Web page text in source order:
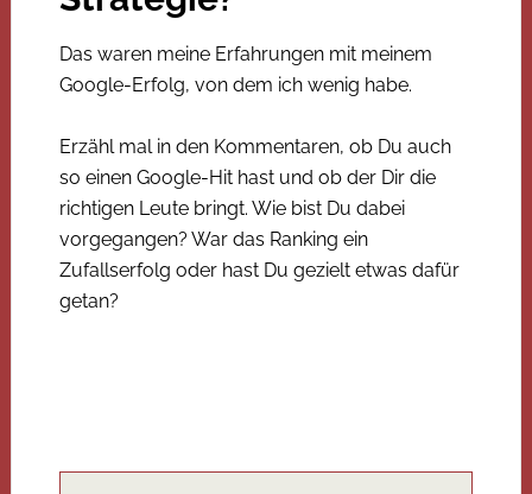
Das waren meine Erfahrungen mit meinem
Google-Erfolg, von dem ich wenig habe.
Erzähl mal in den Kommentaren, ob Du auch
so einen Google-Hit hast und ob der Dir die
richtigen Leute bringt. Wie bist Du dabei
vorgegangen? War das Ranking ein
Zufallserfolg oder hast Du gezielt etwas dafür
getan?